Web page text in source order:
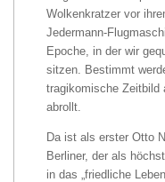
Wolkenkratzer vor
Jedermann-
Epoche, in der wir
sitzen. Bestimmt
tragikomische Zeitbild
abrollt.
Da ist als erster Otto
Berliner, der als
in das „friedliche